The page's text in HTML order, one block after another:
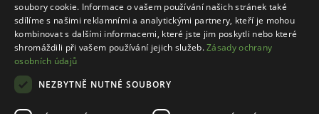
Rady
soubory cookie. Informace o vašem používání našich stránek také
sdílíme s našimi reklamními a analytickými partnery, kteří je mohou
kombinovat s dalšími informacemi, které jste jim poskytli nebo které
shromáždili při vašem používání jejich služeb.Zásady ochrany
osobních údajů
NEZBYTNĚ NUTNÉ SOUBORY